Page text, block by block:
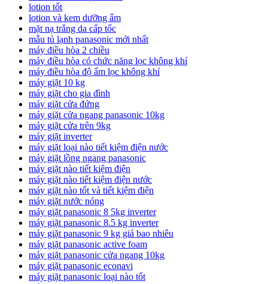
lotion tốt
lotion và kem dưỡng ẩm
mặt nạ trắng da cấp tốc
mẫu tủ lạnh panasonic mới nhất
máy điều hòa 2 chiều
máy điều hòa có chức năng lọc không khí
máy điều hòa độ ẩm lọc không khí
máy giặt 10 kg
máy giặt cho gia đình
máy giặt cửa đứng
máy giặt cửa ngang panasonic 10kg
máy giặt cửa trên 9kg
máy giặt inverter
máy giặt loại nào tiết kiệm điện nước
máy giặt lồng ngang panasonic
máy giặt nào tiết kiệm điện
máy giặt nào tiết kiệm điện nước
máy giặt nào tốt và tiết kiệm điện
máy giặt nước nóng
máy giặt panasonic 8 5kg inverter
máy giặt panasonic 8.5 kg inverter
máy giặt panasonic 9 kg giá bao nhiêu
máy giặt panasonic active foam
máy giặt panasonic cửa ngang 10kg
máy giặt panasonic econavi
máy giặt panasonic loại nào tốt